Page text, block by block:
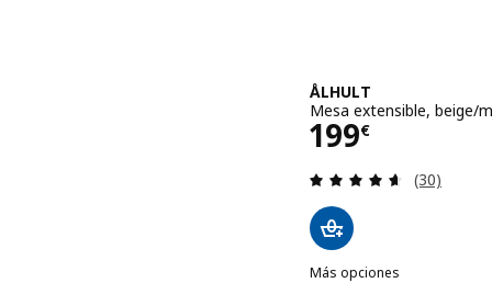
ÅLHULT
Mesa extensible, beige/
199€
Precio 199€
Revisa:
(30)
Más opciones